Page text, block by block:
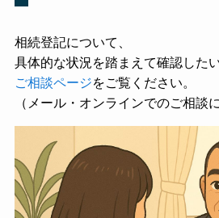
相続登記について、
具体的な状況を踏まえて確認した
ご相談ページをご覧ください。
（メール・オンラインでのご相談